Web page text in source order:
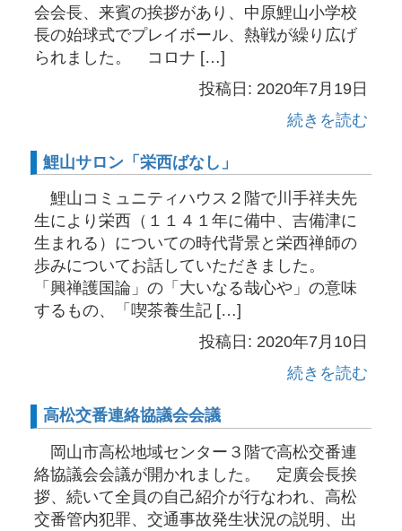
会会長、来賓の挨拶があり、中原鯉山小学校
長の始球式でプレイボール、熱戦が繰り広げ
られました。 コロナ […]
投稿日: 2020年7月19日
続きを読む
鯉山サロン「栄西ばなし」
鯉山コミュニティハウス２階で川手祥夫先
生により栄西（１１４１年に備中、吉備津に
生まれる）についての時代背景と栄西禅師の
歩みについてお話していただきました。
「興禅護国論」の「大いなる哉心や」の意味
するもの、「喫茶養生記 […]
投稿日: 2020年7月10日
続きを読む
高松交番連絡協議会会議
岡山市高松地域センター３階で高松交番連
絡協議会会議が開かれました。 定廣会長挨
拶、続いて全員の自己紹介が行なわれ、高松
交番管内犯罪、交通事故発生状況の説明、出